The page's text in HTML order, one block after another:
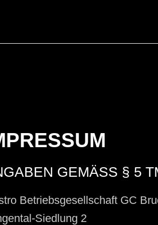
GEMÄSS § 5
Betriebsgesellschaft GC
Siedlung 2